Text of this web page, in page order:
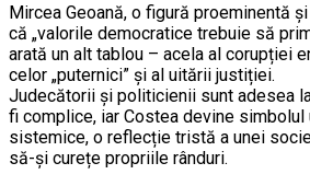
Mircea Geoană, o figură proeminentă
că „valorile democratice trebuie să
arată un alt tablou – acela al corupției
celor „puternici” și al uitării justiției.
Judecătorii și politicienii sunt adesea
fi complice, iar Costea devine
sistemice, o reflecție tristă a unei
să-și curețe propriile rânduri.